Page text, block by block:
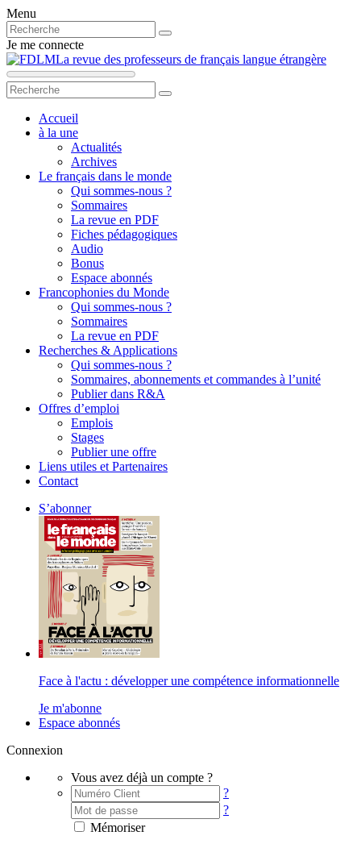
Menu
Je me connecte
La revue des professeurs de français langue étrangère
Accueil
à la une
Actualités
Archives
Le français dans le monde
Qui sommes-nous ?
Sommaires
La revue en PDF
Fiches pédagogiques
Audio
Bonus
Espace abonnés
Francophonies du Monde
Qui sommes-nous ?
Sommaires
La revue en PDF
Recherches & Applications
Qui sommes-nous ?
Sommaires, abonnements et commandes à l’unité
Publier dans R&A
Offres d’emploi
Emplois
Stages
Publier une offre
Liens utiles et Partenaires
Contact
S’abonner
Face à l'actu : développer une compétence informationnelle
Je m'abonne
Espace abonnés
Connexion
Vous avez déjà un compte ?
?
?
Mémoriser